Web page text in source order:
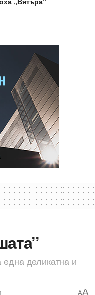
една деликатна и
AA